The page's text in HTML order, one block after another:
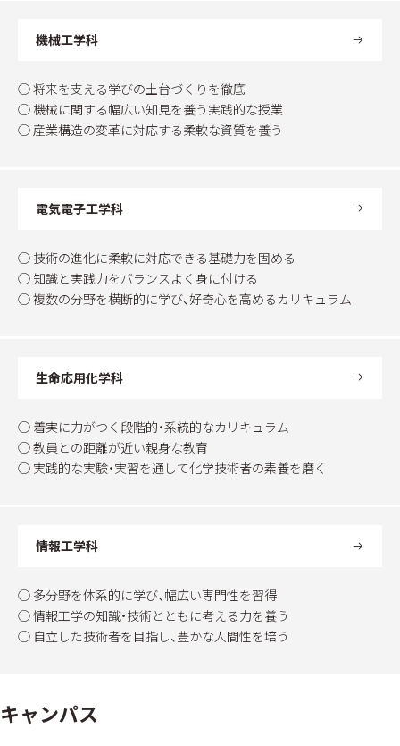
機械工学科
◯ 将来を支える学びの土台づくりを徹底
◯ 機械に関する幅広い知見を養う実践的な授業
◯ 産業構造の変革に対応する柔軟な資質を養う
電気電子工学科
◯ 技術の進化に柔軟に対応できる基礎力を固める
◯ 知識と実践力をバランスよく身に付ける
◯ 複数の分野を横断的に学び、好奇心を高めるカリキュラム
生命応用化学科
◯ 着実に力がつく段階的・系統的なカリキュラム
◯ 教員との距離が近い親身な教育
◯ 実践的な実験・実習を通して化学技術者の素養を磨く
情報工学科
◯ 多分野を体系的に学び、幅広い専門性を習得
◯ 情報工学の知識・技術とともに考える力を養う
◯ 自立した技術者を目指し、豊かな人間性を培う
キャンパス